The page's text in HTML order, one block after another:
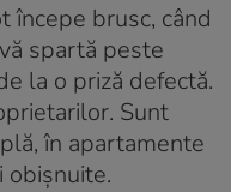
începe brusc, când
spartă peste
la o priză defectă.
Sunt
în apartamente
obișnuite.